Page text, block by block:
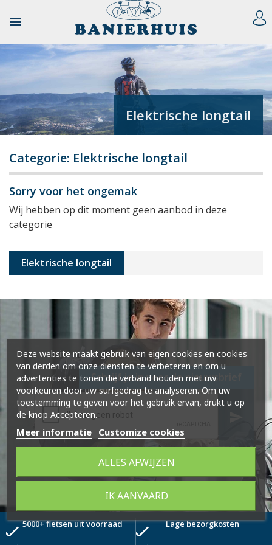

Elektrische longtail
Categorie: Elektrische longtail
Sorry voor het ongemak
Wij hebben op dit moment geen aanbod in deze
categorie
Elektrische longtail
Schrijf je in voor de nieuwsbrief
check5000+ fietsen uit voorraad check Lage bezorgkosten
Deze website maakt gebruik van eigen cookies en cookies
van derden om onze diensten te verbeteren en om u
advertenties te tonen die verband houden met uw
voorkeuren door uw surfgedrag te analyseren. Om uw
toestemming te geven voor het gebruik ervan, drukt u op
de knop Accepteren.
Meer informatie Customize cookies
ALLES AFWIJZEN
IK AANVAARD